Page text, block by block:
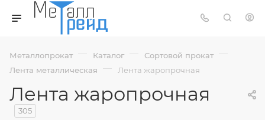
Металлопрокат — Каталог — Сортовой прокат —
Лента металлическая — Лента жаропрочная
Лента жаропрочная
305